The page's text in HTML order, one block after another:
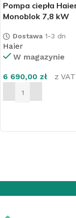
Pompa ciepła
Monoblok 7,8 kW
Dostawa 1-3 dn
Haier
W magazynie
6 690,00 zł z VAT
DODAJ DO KOSZYKA